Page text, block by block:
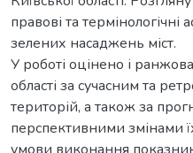
правові та
зелених насаджень міст.
У роботі оцінено і
області за сучасним та
територій, а також за
перспективними змінами